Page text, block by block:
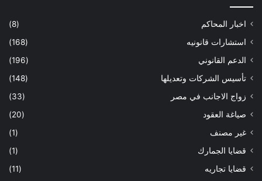
اخبار المحاكم
(8)
استشارات قانونيه
(168)
الدعم القانوني
(196)
تأسيس الشركات وتعديلها
(148)
زواج الاجانب في مصر
(33)
صياغة العقود
(20)
غير مصنف
(1)
قضايا الجمارك
(1)
قضايا تجاريه
(11)